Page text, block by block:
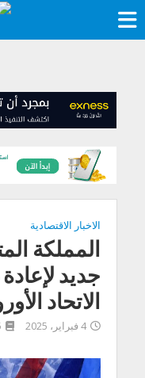
الاخبار الاقتصادية
المملكة
جديد
الاتحاد
4 فبراير، 2025 5